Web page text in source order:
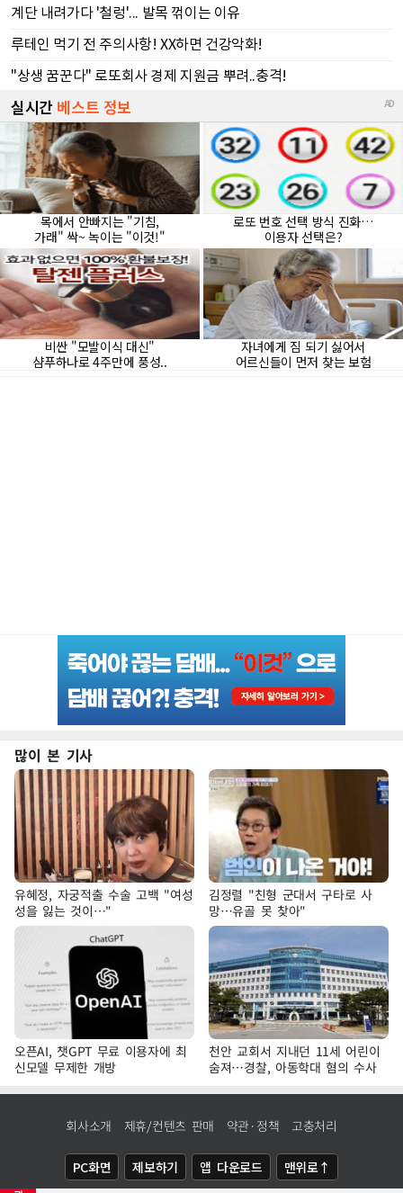
많이 본 기사
유혜정, 자궁적출 수술 고백 "여성
성을 잃는 것이…"
김정렬 "친형 군대서 구타로 사
망…유골 못 찾아"
오픈AI, 챗GPT 무료 이용자에 최
신모델 무제한 개방
천안 교회서 지내던 11세 어린이
숨져…경찰, 아동학대 혐의 수사
회사소개 제휴/컨텐츠 판매 약관·정책 고충처리
PC화면 제보하기 앱 다운로드 맨위로↑